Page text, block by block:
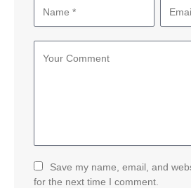
Save my name, email, and
for the next time I comment.